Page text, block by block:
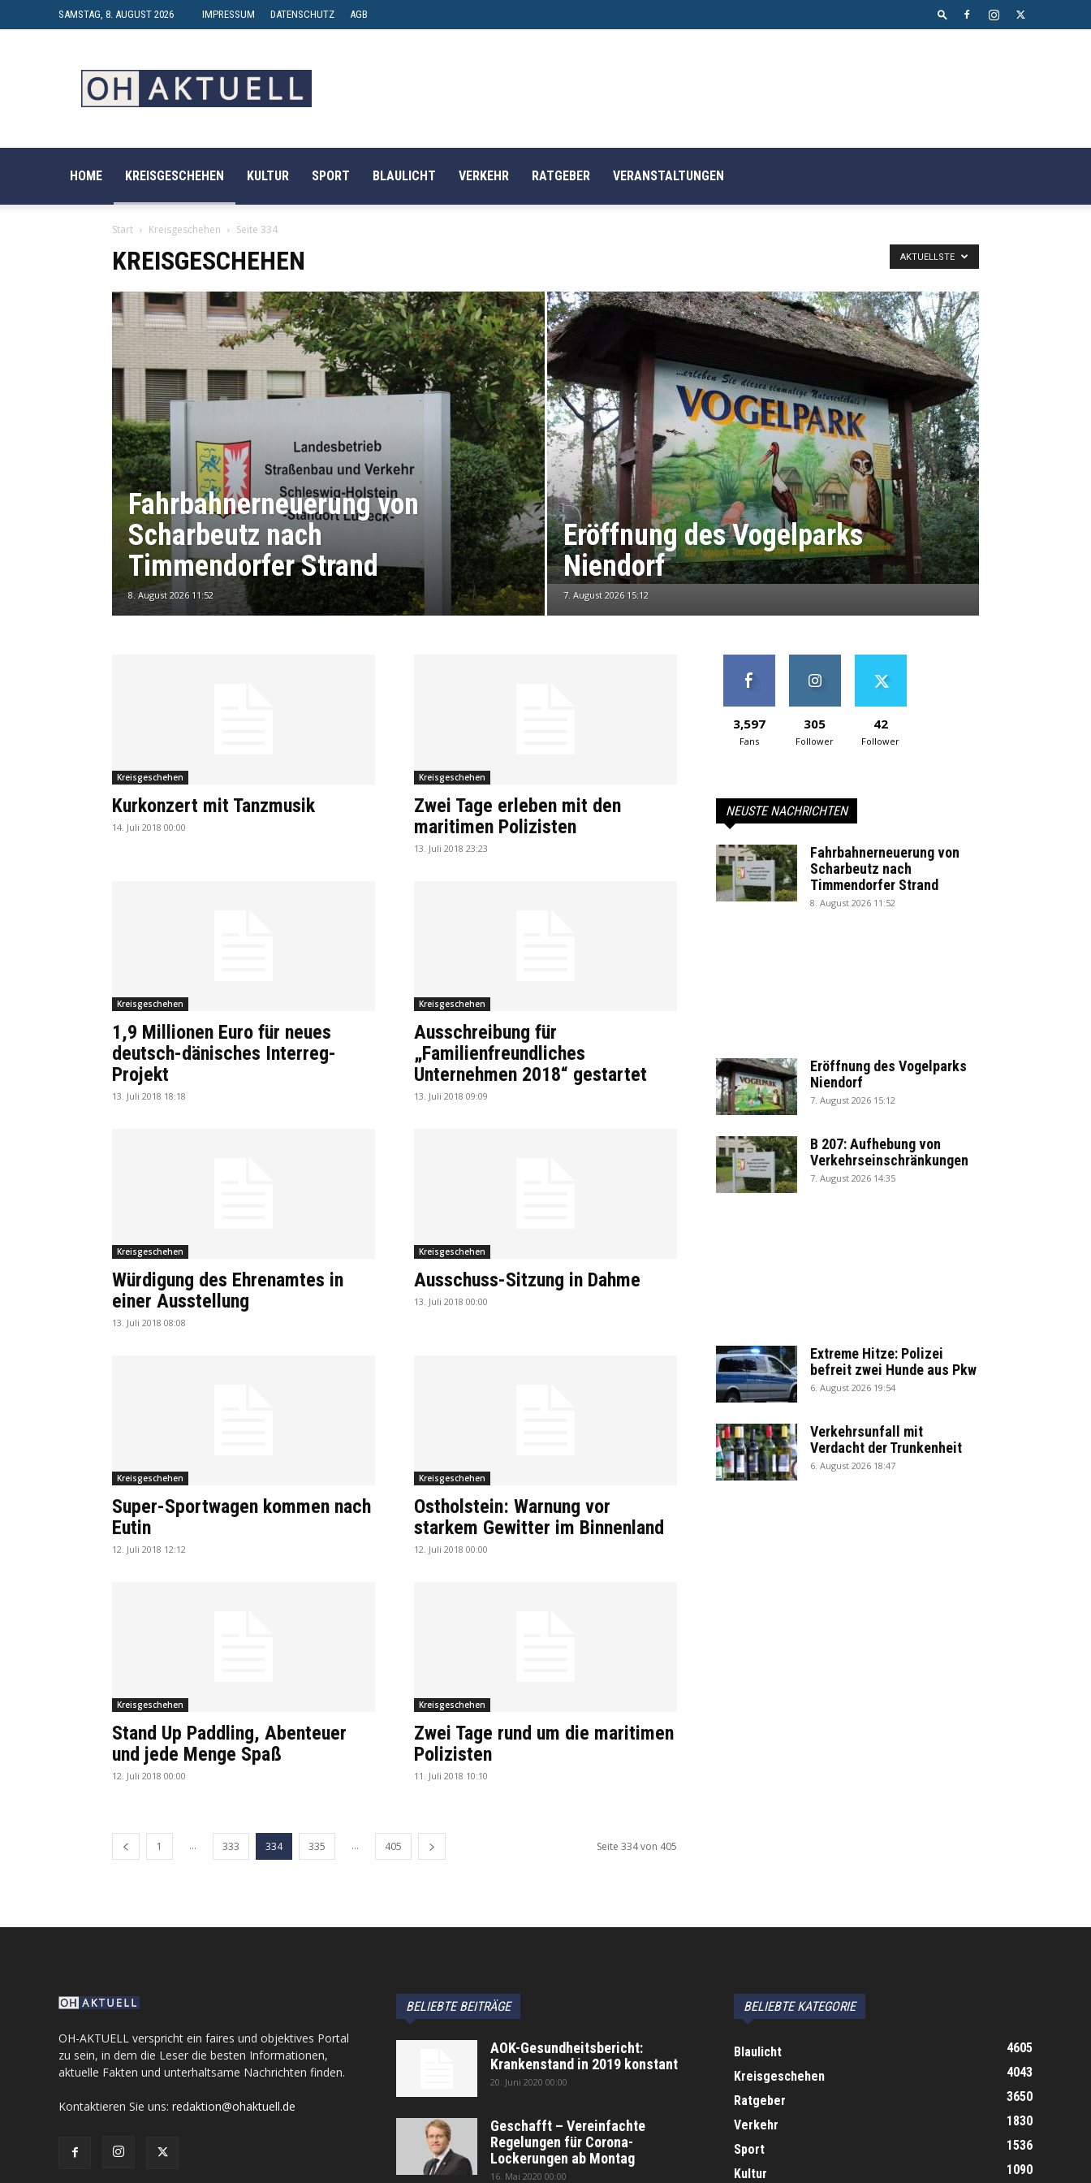
SAMSTAG, 8. AUGUST 2026 IMPRESSUM DATENSCHUTZ AGB
AKTUELL
HOME KREISGESCHEHEN KULTUR SPORT BLAULICHT VERKEHR RATGEBER VERANSTALTUNGEN
Start Kreisgeschehen Seite 334
KREISGESCHEHEN AKTUELLSTE
Fahrbahnerneuerung von
Scharbeutz nach
Timmendorfer Strand
8. August 2026 11:52
Eröffnung des Vogelparks
Niendorf
7. August 2026 15:12
Kreisgeschehen
Kurkonzert mit Tanzmusik
14. Juli 2018 00:00
Kreisgeschehen
Zwei Tage erleben mit den
maritimen Polizisten
13. Juli 2018 23:23
Kreisgeschehen
1,9 Millionen Euro für neues
deutsch-dänisches Interreg-
Projekt
13. Juli 2018 18:18
Kreisgeschehen
Ausschreibung für
„Familienfreundliches
Unternehmen 2018“ gestartet
13. Juli 2018 09:09
Kreisgeschehen
Würdigung des Ehrenamtes in
einer Ausstellung
13. Juli 2018 08:08
Kreisgeschehen
Ausschuss-Sitzung in Dahme
13. Juli 2018 00:00
Kreisgeschehen
Super-Sportwagen kommen nach
Eutin
12. Juli 2018 12:12
Kreisgeschehen
Ostholstein: Warnung vor
starkem Gewitter im Binnenland
12. Juli 2018 00:00
Kreisgeschehen
Stand Up Paddling, Abenteuer
und jede Menge Spaß
12. Juli 2018 00:00
Kreisgeschehen
Zwei Tage rund um die maritimen
Polizisten
11. Juli 2018 10:10
1 ... 333 334 335 ... 405 Seite 334 von 405
3,597
Fans
305
Follower
42
Follower
NEUSTE NACHRICHTEN
Fahrbahnerneuerung von
Scharbeutz nach
Timmendorfer Strand
8. August 2026 11:52
Eröffnung des Vogelparks
Niendorf
7. August 2026 15:12
B 207: Aufhebung von
Verkehrseinschränkungen
7. August 2026 14:35
Extreme Hitze: Polizei
befreit zwei Hunde aus Pkw
6. August 2026 19:54
Verkehrsunfall mit
Verdacht der Trunkenheit
6. August 2026 18:47
OH-AKTUELL verspricht ein faires und objektives Portal
zu sein, in dem die Leser die besten Informationen,
aktuelle Fakten und unterhaltsame Nachrichten finden.
Kontaktieren Sie uns: redaktion@ohaktuell.de
BELIEBTE BEITRÄGE
AOK-Gesundheitsbericht:
Krankenstand in 2019 konstant
20. Juni 2020 00:00
Geschafft – Vereinfachte
Regelungen für Corona-
Lockerungen ab Montag
16. Mai 2020 00:00
BELIEBTE KATEGORIE
Blaulicht
4605
Kreisgeschehen
4043
Ratgeber
3650
Verkehr
1830
Sport
1536
Kultur
1090